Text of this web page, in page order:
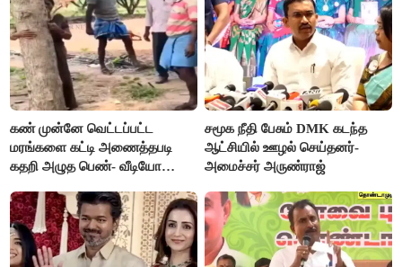
கண் முன்னே வெட்டப்பட்ட
மரங்களை கட்டி அணைத்தபடி
கதறி அழுத பெண்- வீடியோ
சமூக நீதி பேசும் DMK கடந்த
ஆட்சியில் ஊழல் செய்தனர்-
அமைச்சர் அருண்ராஜ்